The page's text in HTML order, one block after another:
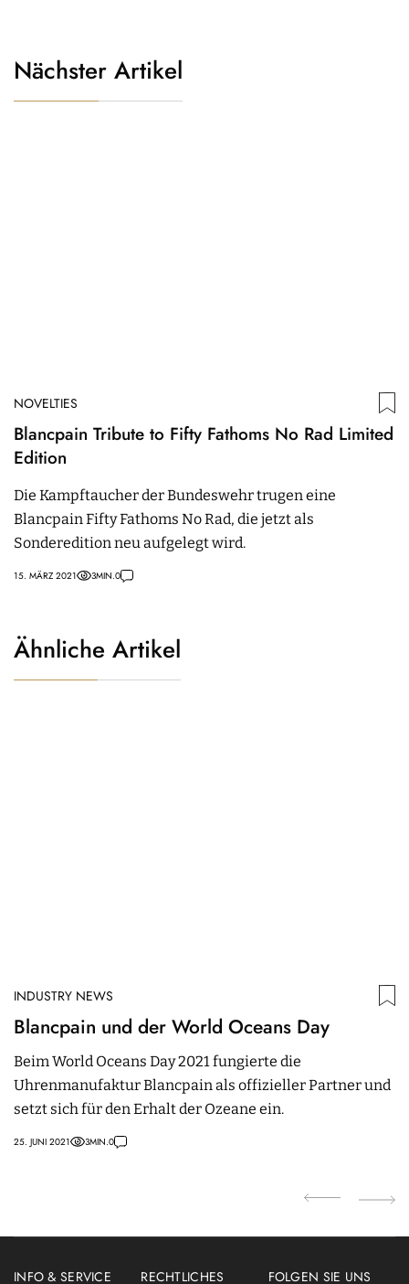
Nächster Artikel
NOVELTIES
Blancpain Tribute to Fifty Fathoms No Rad Limited
Edition
Die Kampftaucher der Bundeswehr trugen eine
Blancpain Fifty Fathoms No Rad, die jetzt als
Sonderedition neu aufgelegt wird.
15. MÄRZ 2021 3MIN.0
Ähnliche Artikel
INDUSTRY NEWS
Blancpain und der World Oceans Day
Beim World Oceans Day 2021 fungierte die
Uhrenmanufaktur Blancpain als offizieller Partner und
setzt sich für den Erhalt der Ozeane ein.
25. JUNI 2021 3MIN.0
INFO & SERVICE RECHTLICHES FOLGEN SIE UNS